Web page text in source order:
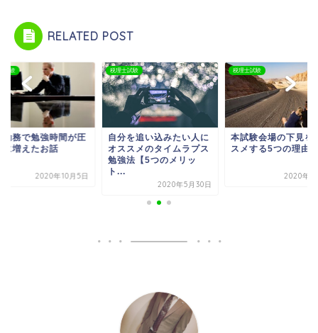
RELATED POST
試験
勤務で勉強時間が圧
に増えたお話
2020年10月5日
税理士試験
自分を追い込みたい人に
オススメのタイムラプス
勉強法【5つのメリッ
ト...
2020年5月30日
税理士試験
本試験会場の下見を
スメする5つの理由
2020年7